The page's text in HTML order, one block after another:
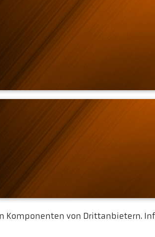
Tool
Komponenten von Drittanbietern.